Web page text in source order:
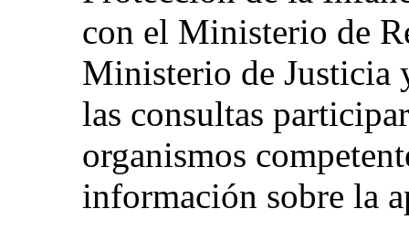
con el Ministerio de
Ministerio de Justicia
las consultas
organismos
información sobre la